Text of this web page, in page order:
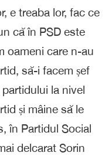
e treaba lor, fac ce
că în PSD este
oameni care n-au
să-i facem șef
la nivel
și mâine să le
în Partidul Social
delcarat Sorin